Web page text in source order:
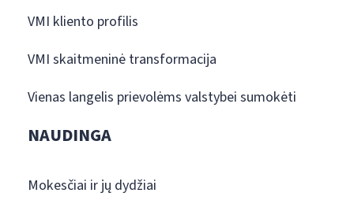
VMI kliento profilis
VMI skaitmeninė transformacija
Vienas langelis prievolėms valstybei sumokėti
NAUDINGA
Mokesčiai ir jų dydžiai